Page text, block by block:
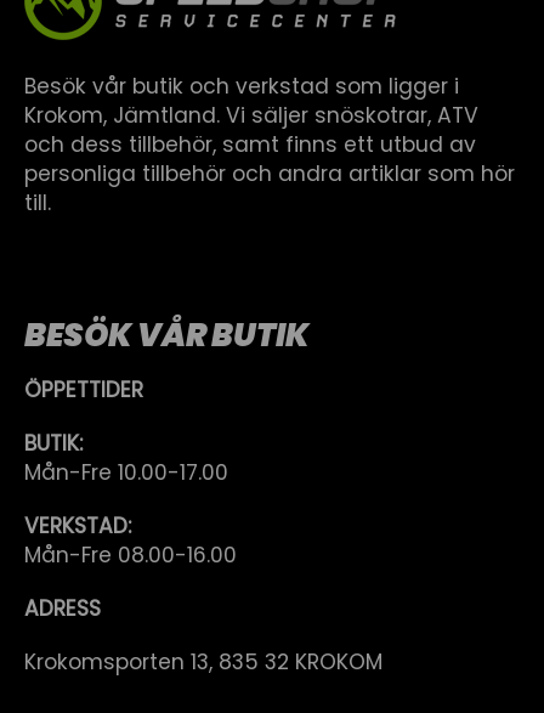
Besök vår butik och verkstad som ligger i
Krokom, Jämtland. Vi säljer snöskotrar, ATV
och dess tillbehör, samt finns ett utbud av
personliga tillbehör och andra artiklar som hör
till.
BESÖK VÅR BUTIK
ÖPPETTIDER
BUTIK:
Mån-Fre 10.00-17.00
VERKSTAD:
Mån-Fre 08.00-16.00
ADRESS
Krokomsporten 13, 835 32 KROKOM